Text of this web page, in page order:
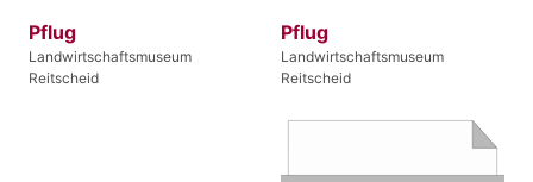
Pflug
Landwirtschaftsmuseum
Reitscheid
Pflug
Landwirtschaftsmuseum
Reitscheid